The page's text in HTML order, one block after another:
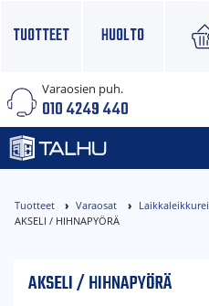
TUOTTEET HUOLTO
Varaosien puh.
010 4249 440
Tuotteet Varaosat
AKSELI / HIHNAPYÖRÄ
AKSELI / HIHNAPYÖRÄ